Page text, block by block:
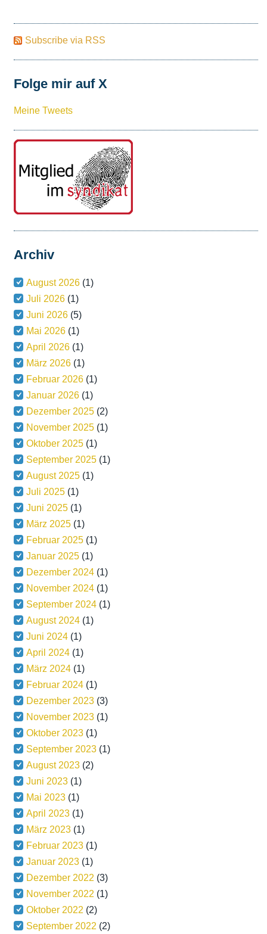
Subscribe via RSS
Folge mir auf X
Meine Tweets
Archiv
August 2026 (1)
Juli 2026 (1)
Juni 2026 (5)
Mai 2026 (1)
April 2026 (1)
März 2026 (1)
Februar 2026 (1)
Januar 2026 (1)
Dezember 2025 (2)
November 2025 (1)
Oktober 2025 (1)
September 2025 (1)
August 2025 (1)
Juli 2025 (1)
Juni 2025 (1)
März 2025 (1)
Februar 2025 (1)
Januar 2025 (1)
Dezember 2024 (1)
November 2024 (1)
September 2024 (1)
August 2024 (1)
Juni 2024 (1)
April 2024 (1)
März 2024 (1)
Februar 2024 (1)
Dezember 2023 (3)
November 2023 (1)
Oktober 2023 (1)
September 2023 (1)
August 2023 (2)
Juni 2023 (1)
Mai 2023 (1)
April 2023 (1)
März 2023 (1)
Februar 2023 (1)
Januar 2023 (1)
Dezember 2022 (3)
November 2022 (1)
Oktober 2022 (2)
September 2022 (2)